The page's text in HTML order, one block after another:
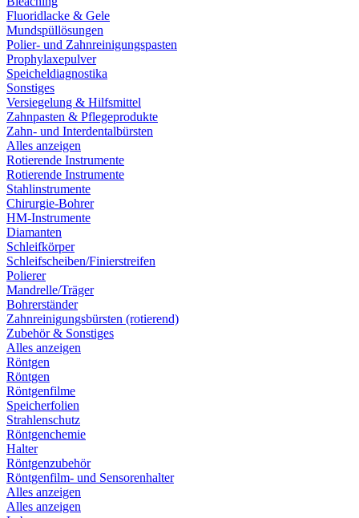
Fluoridlacke & Gele
Mundspüllösungen
Polier- und Zahnreinigungspasten
Prophylaxepulver
Speicheldiagnostika
Sonstiges
Versiegelung & Hilfsmittel
Zahnpasten & Pflegeprodukte
Zahn- und Interdentalbürsten
Alles anzeigen
Rotierende Instrumente
Rotierende Instrumente
Stahlinstrumente
Chirurgie-Bohrer
HM-Instrumente
Diamanten
Schleifkörper
Schleifscheiben/Finierstreifen
Polierer
Mandrelle/Träger
Bohrerständer
Zahnreinigungsbürsten (rotierend)
Zubehör & Sonstiges
Alles anzeigen
Röntgen
Röntgen
Röntgenfilme
Speicherfolien
Strahlenschutz
Röntgenchemie
Halter
Röntgenzubehör
Röntgenfilm- und Sensorenhalter
Alles anzeigen
Alles anzeigen